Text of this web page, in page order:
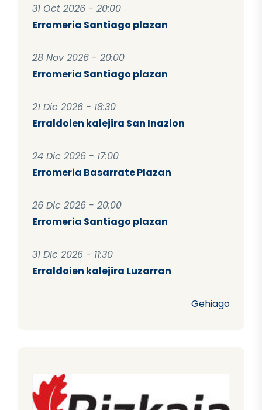
31 Oct 2026 - 20:00
Erromeria Santiago plazan
28 Nov 2026 - 20:00
Erromeria Santiago plazan
21 Dic 2026 - 18:30
Erraldoien kalejira San Inazion
24 Dic 2026 - 17:00
Erromeria Basarrate Plazan
26 Dic 2026 - 20:00
Erromeria Santiago plazan
31 Dic 2026 - 11:30
Erraldoien kalejira Luzarran
Gehiago